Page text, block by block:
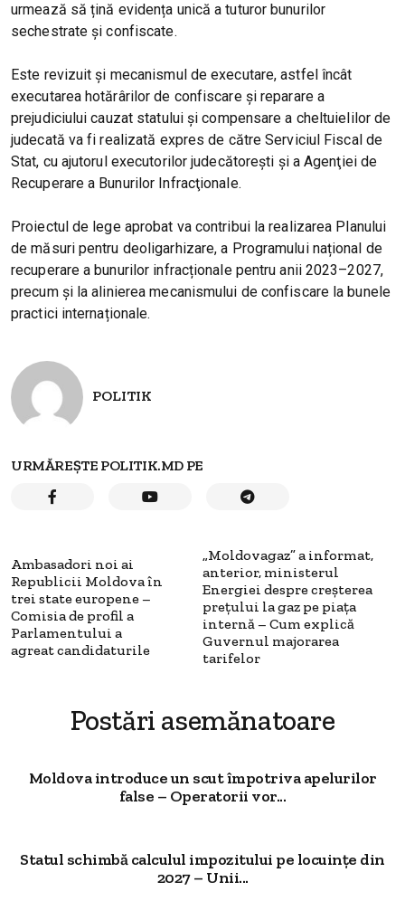
urmează să țină evidența unică a tuturor bunurilor
sechestrate și confiscate.
Este revizuit și mecanismul de executare, astfel încât
executarea hotărârilor de confiscare și reparare a
prejudiciului cauzat statului și compensare a cheltuielilor de
judecată va fi realizată expres de către Serviciul Fiscal de
Stat, cu ajutorul executorilor judecătorești și a Agenţiei de
Recuperare a Bunurilor Infracţionale.
Proiectul de lege aprobat va contribui la realizarea Planului
de măsuri pentru deoligarhizare, a Programului național de
recuperare a bunurilor infracționale pentru anii 2023–2027,
precum și la alinierea mecanismului de confiscare la bunele
practici internaționale.
POLITIK
URMĂREȘTE POLITIK.MD PE
Ambasadori noi ai
Republicii Moldova în
trei state europene –
Comisia de profil a
Parlamentului a
agreat candidaturile
„Moldovagaz” a informat,
anterior, ministerul
Energiei despre creșterea
prețului la gaz pe piața
internă – Cum explică
Guvernul majorarea
tarifelor
Postări asemănatoare
Moldova introduce un scut împotriva apelurilor
false – Operatorii vor...
Statul schimbă calculul impozitului pe locuințe din
2027 – Unii...